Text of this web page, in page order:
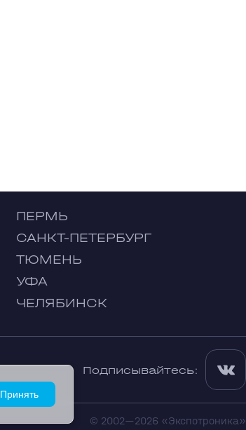
ПЕРМЬ
САНКТ-ПЕТЕРБУРГ
ТЮМЕНЬ
УФА
ЧЕЛЯБИНСК
Подписывайтесь:
© 2002—2026 «Экспотроника»
Принять